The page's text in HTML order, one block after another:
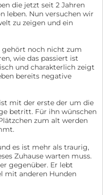
die jetzt seit 2 Jahren
leben. Nun versuchen wir
zu zeigen und ein
gehört noch nicht zum
wie das passiert ist
und charakterlich zeigt
bereits negative
mit der erste der um die
betritt. Für ihn wünschen
zum alt werden
es ist mehr als traurig,
Zuhause warten muss.
gegenüber. Er lebt
mit anderen Hunden